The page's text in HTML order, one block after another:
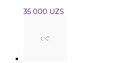
35 000 UZS